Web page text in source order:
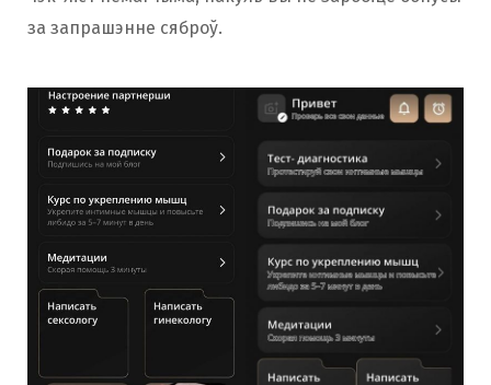
за запрашэнне сяброў.